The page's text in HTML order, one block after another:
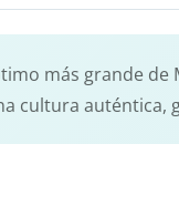
más grande
cultura auténtica,